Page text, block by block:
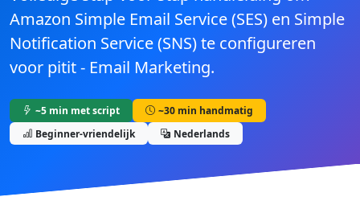
Amazon Simple Email Service (SES) en Simple
Notification Service (SNS) te configureren
voor pitit - Email Marketing.
~5 min met script
~30 min handmatig
Beginner-vriendelijk
Nederlands